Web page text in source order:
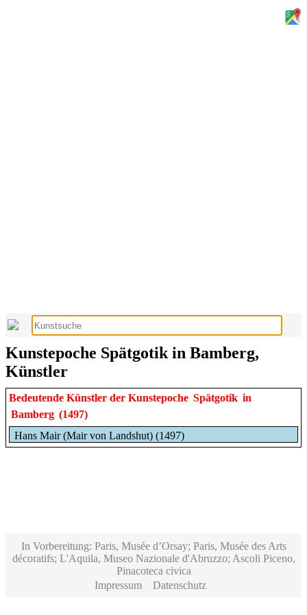
Kunstepoche Spätgotik in Bamberg,
Künstler
Bedeutende Künstler der Kunstepoche Spätgotik in
Bamberg (1497)
Hans Mair (Mair von Landshut) (1497)
In Vorbereitung: Paris, Musée d’Orsay; Paris, Musée des Arts
décoratifs; L'Aquila, Museo Nazionale d'Abruzzo; Ascoli Piceno,
Pinacoteca civica
Impressum
Datenschutz